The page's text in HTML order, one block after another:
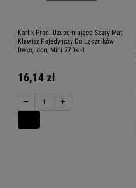
Karlik Prod. Uzupełniające Szary Mat
Klawisz Pojedynczy Do Łączników
Deco, Icon, Mini 27Dkl-1
16,14 zł
− +